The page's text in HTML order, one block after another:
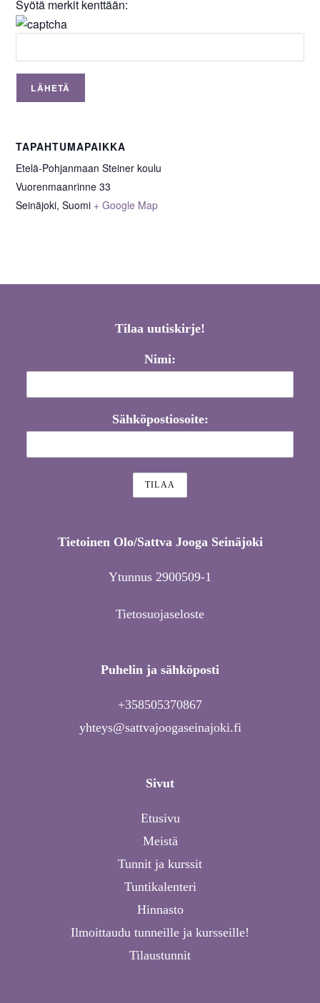
Syötä merkit kenttään:
TAPAHTUMAPAIKKA
Etelä-Pohjanmaan Steiner koulu
Vuorenmaanrinne 33
Seinäjoki, Suomi + Google Map
Tilaa uutiskirje!
Nimi:
Sähköpostiosoite:
Tietoinen Olo/Sattva Jooga Seinäjoki
Ytunnus 2900509-1
Tietosuojaseloste
Puhelin ja sähköposti
+358505370867
yhteys@sattvajoogaseinajoki.fi
Sivut
Etusivu
Meistä
Tunnit ja kurssit
Tuntikalenteri
Hinnasto
Ilmoittaudu tunneille ja kursseille!
Tilaustunnit